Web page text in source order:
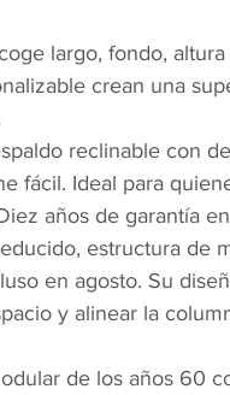
largo, fondo,
crean una
reclinable con
fácil. Ideal para
años de garantía
estructura de
en agosto. Su
y alinear la
de los años 60